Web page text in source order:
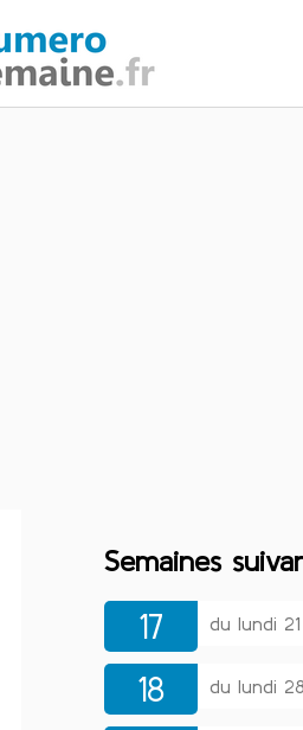
Semaines
17 du lundi
18 du lundi